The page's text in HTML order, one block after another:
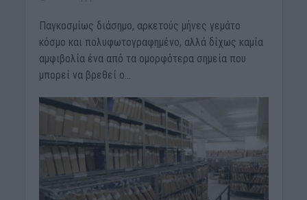
Παγκοσμίως διάσημο, αρκετούς μήνες γεμάτο
κόσμο και πολυφωτογραφημένο, αλλά δίχως καμία
αμφιβολία ένα από τα ομορφότερα σημεία που
μπορεί να βρεθεί ο...